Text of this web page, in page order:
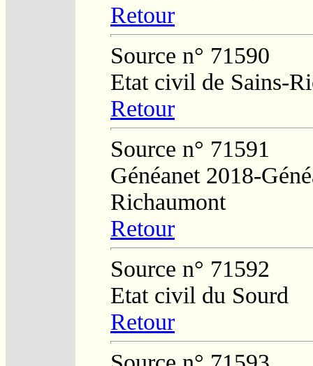
Retour
Source n° 71590
Etat civil de Sains-
Retour
Source n° 71591
Généanet 2018-
Richaumont
Retour
Source n° 71592
Etat civil du Sourd
Retour